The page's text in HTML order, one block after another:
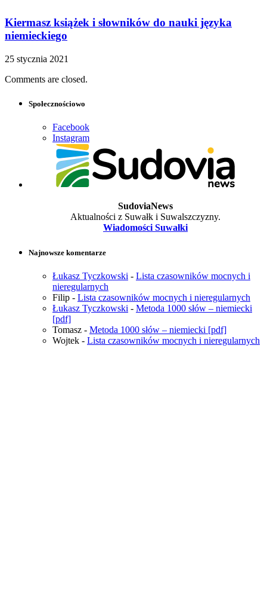
Kiermasz książek i słowników do nauki języka
niemieckiego
25 stycznia 2021
Comments are closed.
Społecznościowo
Facebook
Instagram
SudoviaNews
Aktualności z Suwałk i Suwalszczyzny.
Wiadomości Suwałki
Najnowsze komentarze
Łukasz Tyczkowski - Lista czasowników mocnych i
nieregularnych
Filip - Lista czasowników mocnych i nieregularnych
Łukasz Tyczkowski - Metoda 1000 słów – niemiecki
[pdf]
Tomasz - Metoda 1000 słów – niemiecki [pdf]
Wojtek - Lista czasowników mocnych i nieregularnych